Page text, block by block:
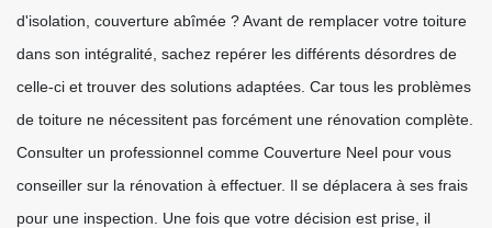
d'isolation, couverture abîmée ? Avant de remplacer votre toiture
dans son intégralité, sachez repérer les différents désordres de
celle-ci et trouver des solutions adaptées. Car tous les problèmes
de toiture ne nécessitent pas forcément une rénovation complète.
Consulter un professionnel comme Couverture Neel pour vous
conseiller sur la rénovation à effectuer. Il se déplacera à ses frais
pour une inspection. Une fois que votre décision est prise, il